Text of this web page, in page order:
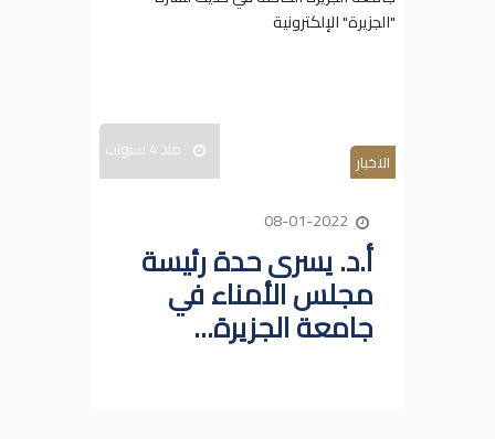
الاخبار منذ 4 سنوات
أ.د. يسرى حدة رئيسة
مجلس الأمناء في
جامعة الجزيرة...